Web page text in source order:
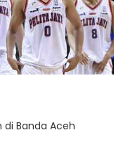
di Banda Aceh